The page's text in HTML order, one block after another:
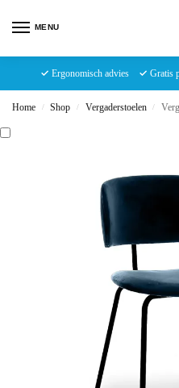
MENU
✓ Ergonomisch advies ✓ Gratis
Home / Shop / Vergaderstoelen /